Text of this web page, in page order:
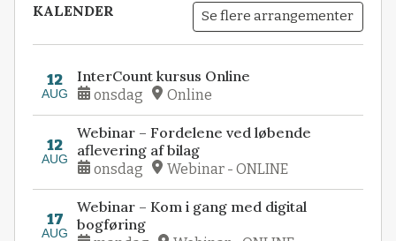
KALENDER Se flere arrangementer
12
AUG
InterCount kursus Online
onsdag Online
12
AUG
Webinar – Fordelene ved løbende
aflevering af bilag
onsdag Webinar - ONLINE
17
AUG
Webinar – Kom i gang med digital
bogføring